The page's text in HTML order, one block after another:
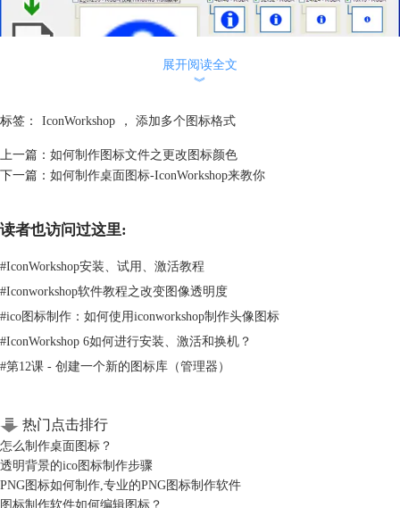
展开阅读全文
︾
标签： IconWorkshop ， 添加多个图标格式
上一篇： 如何制作图标文件之更改图标颜色
下一篇： 如何制作桌面图标-IconWorkshop来教你
读者也访问过这里:
#IconWorkshop安装、试用、激活教程
#Iconworkshop软件教程之改变图像透明度
#ico图标制作：如何使用iconworkshop制作头像图标
#IconWorkshop 6如何进行安装、激活和换机？
#第12课 - 创建一个新的图标库（管理器）
热门点击排行
怎么制作桌面图标？
透明背景的ico图标制作步骤
PNG图标如何制作,专业的PNG图标制作软件
图标制作软件如何编辑图标？